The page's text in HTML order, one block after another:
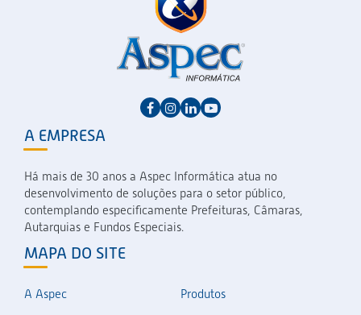
A EMPRESA
Há mais de 30 anos a Aspec Informática atua no
desenvolvimento de soluções para o setor público,
contemplando especificamente Prefeituras, Câmaras,
Autarquias e Fundos Especiais.
MAPA DO SITE
A Aspec
Produtos